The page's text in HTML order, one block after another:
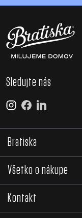
Sledujte nás
Bratiska
Všetko o nákupe
Kontakt